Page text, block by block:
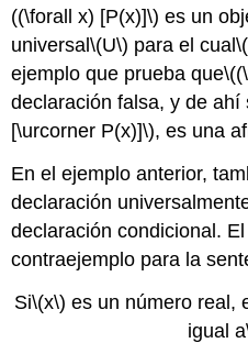
((\forall x) [P(x)]\) es un
universal\(U\) para el cual
ejemplo que prueba que
declaración falsa, y de ahí
[\urcorner P(x)]\), es una
En el ejemplo anterior,
declaración
declaración condicional.
contraejemplo para la
Si\(x\) es un número real,
igual a